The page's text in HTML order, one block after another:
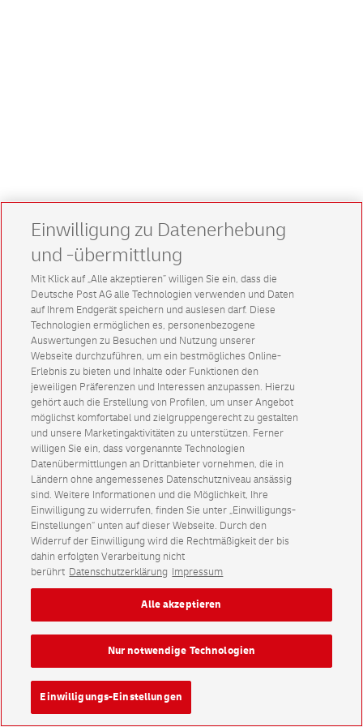
Einwilligung zu Datenerhebung
und -übermittlung
Mit Klick auf „Alle akzeptieren” willigen Sie ein, dass die
Deutsche Post AG alle Technologien verwenden und Daten
auf Ihrem Endgerät speichern und auslesen darf. Diese
Technologien ermöglichen es, personenbezogene
Auswertungen zu Besuchen und Nutzung unserer
Webseite durchzuführen, um ein bestmögliches Online-
Erlebnis zu bieten und Inhalte oder Funktionen den
jeweiligen Präferenzen und Interessen anzupassen. Hierzu
gehört auch die Erstellung von Profilen, um unser Angebot
möglichst komfortabel und zielgruppengerecht zu gestalten
und unsere Marketingaktivitäten zu unterstützen. Ferner
willigen Sie ein, dass vorgenannte Technologien
Datenübermittlungen an Drittanbieter vornehmen, die in
Ländern ohne angemessenes Datenschutzniveau ansässig
sind. Weitere Informationen und die Möglichkeit, Ihre
Einwilligung zu widerrufen, finden Sie unter „Einwilligungs-
Einstellungen“ unten auf dieser Webseite. Durch den
Widerruf der Einwilligung wird die Rechtmäßigkeit der bis
dahin erfolgten Verarbeitung nicht
berührt Datenschutzerklärung Impressum
Einwilligungs-Einstellungen
Nur notwendige Technologien
Alle akzeptieren